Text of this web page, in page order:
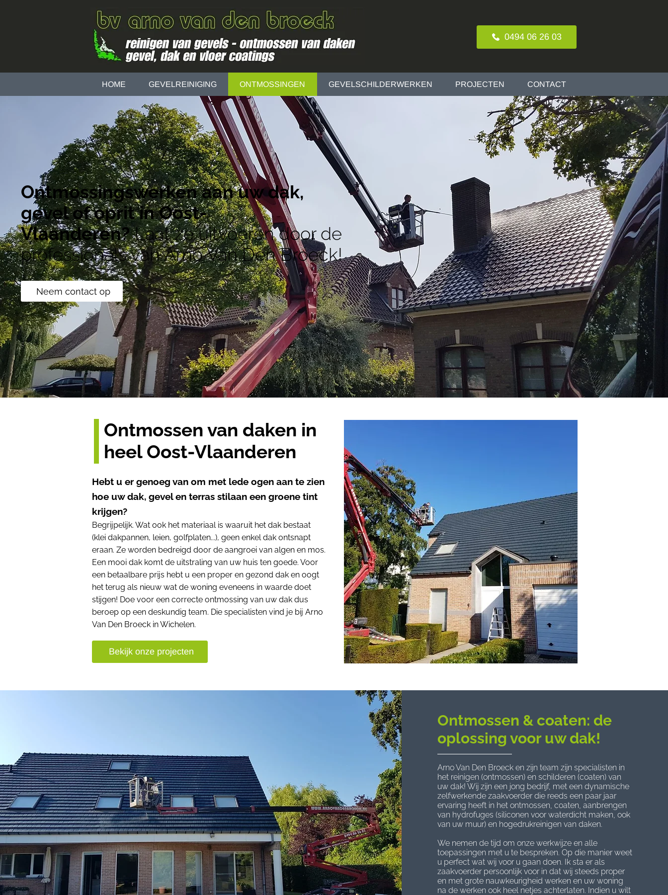
0494 06 26 03
HOME GEVELREINIGING ONTMOSSINGEN GEVELSCHILDERWERKEN PROJECTEN CONTACT
Ontmossingswerken aan uw dak,
gevel of oprit in Oost-
Vlaanderen?Laat ze uitvoeren door de
professionals van Arno Van Den Broeck!
Neem contact op
Ontmossen van daken in
heel Oost-Vlaanderen
Hebt u er genoeg van om met lede ogen aan te zien
hoe uw dak, gevel en terras stilaan een groene tint
krijgen?
Begrijpelijk. Wat ook het materiaal is waaruit het dak bestaat
(klei dakpannen, leien, golfplaten...), geen enkel dak ontsnapt
eraan. Ze worden bedreigd door de aangroei van algen en mos.
Een mooi dak komt de uitstraling van uw huis ten goede. Voor
een betaalbare prijs hebt u een proper en gezond dak en oogt
het terug als nieuw wat de woning eveneens in waarde doet
stijgen! Doe voor een correcte ontmossing van uw dak dus
beroep op een deskundig team. Die specialisten vind je bij Arno
Van Den Broeck in Wichelen.
Bekijk onze projecten
Ontmossen & coaten: de
oplossing voor uw dak!
Arno Van Den Broeck en zijn team zijn specialisten in
het reinigen (ontmossen) en schilderen (coaten) van
uw dak! Wij zijn een jong bedrijf, met een dynamische
zelfwerkende zaakvoerder die reeds een paar jaar
ervaring heeft in het ontmossen, coaten, aanbrengen
van hydrofuges (siliconen voor waterdicht maken, ook
van uw muur) en hogedrukreinigen van daken.
We nemen de tijd om onze werkwijze en alle
toepassingen met u te bespreken. Op die manier weet
u perfect wat wij voor u gaan doen. Ik sta er als
zaakvoerder persoonlijk voor in dat wij steeds proper
en met grote nauwkeurigheid werken en uw woning
na de werken ook heel netjes achterlaten. Indien u wilt